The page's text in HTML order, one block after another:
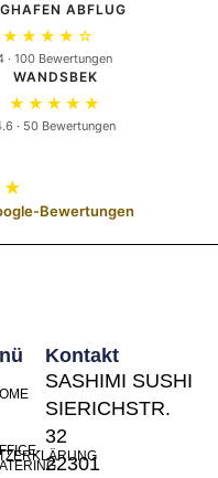
ABFLUG
★★★★☆
· 100 Bewertungen
WANDSBEK
★★★★★
· 50 Bewertungen
Bewertungen
Kontakt
SASHIMI SUSHI
SIERICHSTR.
32
22301